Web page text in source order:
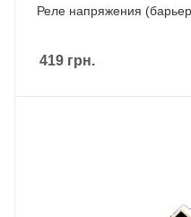
Реле напряжения
419 грн.